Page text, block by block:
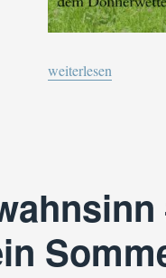
„#Autorenwahnsinn
weiterlesen